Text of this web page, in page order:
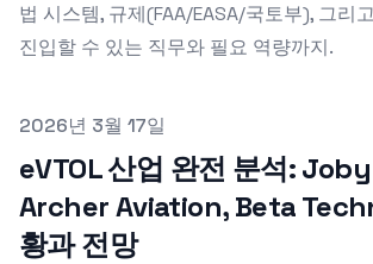
법 시스템, 규제(FAA/EASA/국토부), 그리
진입할 수 있는 직무와 필요 역량까지.
Published on
2026년 3월 17일
eVTOL 산업 완전 분석:
Archer Aviation, Beta
황과 전망